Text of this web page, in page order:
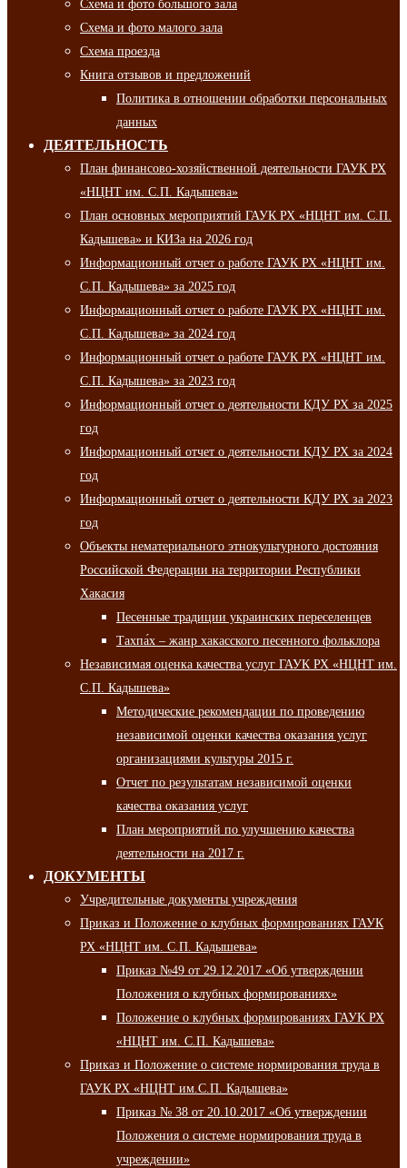
Схема и фото большого зала
Схема и фото малого зала
Схема проезда
Книга отзывов и предложений
Политика в отношении обработки персональных
данных
ДЕЯТЕЛЬНОСТЬ
План финансово-хозяйственной деятельности ГАУК РХ
«НЦНТ им. С.П. Кадышева»
План основных мероприятий ГАУК РХ «НЦНТ им. С.П.
Кадышева» и КИЗа на 2026 год
Информационный отчет о работе ГАУК РХ «НЦНТ им.
С.П. Кадышева» за 2025 год
Информационный отчет о работе ГАУК РХ «НЦНТ им.
С.П. Кадышева» за 2024 год
Информационный отчет о работе ГАУК РХ «НЦНТ им.
С.П. Кадышева» за 2023 год
Информационный отчет о деятельности КДУ РХ за 2025
год
Информационный отчет о деятельности КДУ РХ за 2024
год
Информационный отчет о деятельности КДУ РХ за 2023
год
Объекты нематериального этнокультурного достояния
Российской Федерации на территории Республики
Хакасия
Песенные традиции украинских переселенцев
Тахпа́х – жанр хакасского песенного фольклора
Независимая оценка качества услуг ГАУК РХ «НЦНТ им.
С.П. Кадышева»
Методические рекомендации по проведению
независимой оценки качества оказания услуг
организациями культуры 2015 г.
Отчет по результатам независимой оценки
качества оказания услуг
План мероприятий по улучшению качества
деятельности на 2017 г.
ДОКУМЕНТЫ
Учредительные документы учреждения
Приказ и Положение о клубных формированиях ГАУК
РХ «НЦНТ им. С.П. Кадышева»
Приказ №49 от 29.12.2017 «Об утверждении
Положения о клубных формированиях»
Положение о клубных формированиях ГАУК РХ
«НЦНТ им. С.П. Кадышева»
Приказ и Положение о системе нормирования труда в
ГАУК РХ «НЦНТ им.С.П. Кадышева»
Приказ № 38 от 20.10.2017 «Об утверждении
Положения о системе нормирования труда в
учреждении»